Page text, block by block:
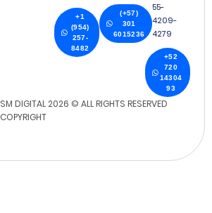
+1
(954)
257-
8482
(+57)
301
6015236
+52
720
14304
93
55-
4209-
4279
SM DIGITAL 2026 © ALL RIGHTS RESERVED
COPYRIGHT